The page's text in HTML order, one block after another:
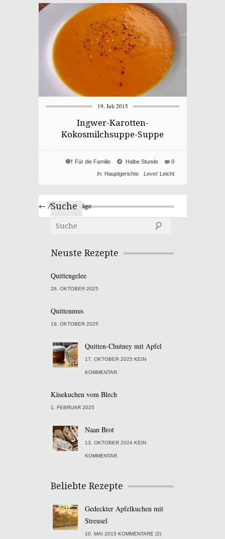
19. Juli 2015
Ingwer-Karotten-
Kokosmilchsuppe-Suppe
0
Halbe Stunde
Für die Familie
Level:
Leicht
In: Hauptgerichte
← Ältere Einträge
Suche
Neuste Rezepte
Quittengelee
26. OKTOBER 2025
Quittenmus
19. OKTOBER 2025
Quitten-Chutney mit Apfel
17. OKTOBER 2025 KEIN
KOMMENTAR.
Käsekuchen vom Blech
1. FEBRUAR 2025
Naan Brot
13. OKTOBER 2024 KEIN
KOMMENTAR.
Beliebte Rezepte
Gedeckter Apfelkuchen mit
Streusel
10. MAI 2015 KOMMENTARE (2)